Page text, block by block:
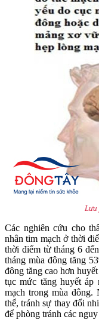
Lưu
Các nghiên cứu cho
nhân tim mạch ở thời
thời điểm từ tháng 6
tháng mùa đông tăng
đông tăng cao hơn
tục mức tăng huyết áp
mạch trong mùa
thể, tránh sự thay đổi
để phòng tránh các